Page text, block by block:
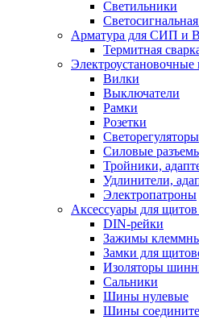
Светильники
Арматура для СИП и
Термитная
Электроустановочные
Вилки
Выключатели
Рамки
Розетки
Светорегуляторы
Силовые
Тройники,
Удлинители,
Электропатроны
Аксессуары для
DIN-рейки
Зажимы
Замки для
Изоляторы
Сальники
Шины нулевые
Шины